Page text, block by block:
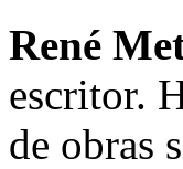
René
escritor.
de obras